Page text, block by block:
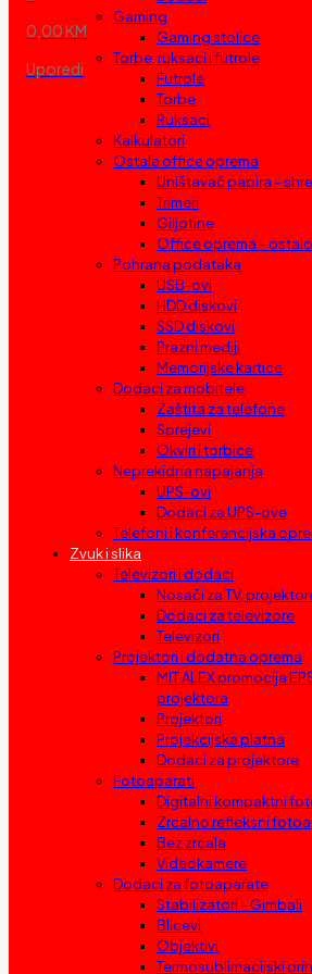
0,00 KM
Uporedi
Gaming
Gaming stolice
Torbe, ruksaci i futrole
Futrole
Torbe
Ruksaci
Kalkulatori
Ostala office oprema
Uništavač papira –
Trimeri
Giljotine
Office oprema – ostalo
Pohrana podataka
USB-ovi
HDD diskovi
SSD diskovi
Prazni mediji
Memorijske kartice
Dodaci za mobitele
Zaštita za telefone
Sprejevi
Okviri i torbice
Neprekidna napajanja
UPS-ovi
Dodaci za UPS-ove
Telefoni i konferencijska
Zvuk i slika
Televizori i dodaci
Nosači za TV,
Dodaci za televizore
Televizori
Projektori i dodatna oprema
MIT ALEX promocija
projektora
Projektori
Projekcijska platna
Dodaci za projektore
Fotoaparati
Digitalni kompaktni
Zrcalno refleksni
Bez zrcala
Videokamere
Dodaci za fotoaparate
Stabilizatori – Gimbali
Blicevi
Objektivi
Termosublimacijski